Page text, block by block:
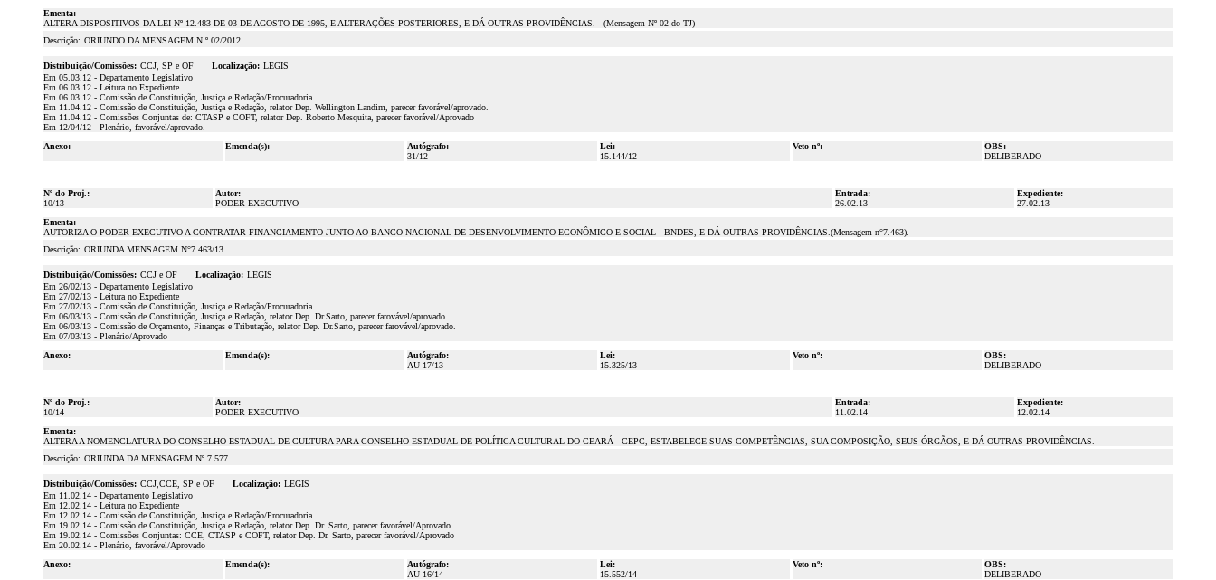
Ementa:
ALTERA DISPOSITIVOS DA LEI Nº 12.483 DE 03 DE AGOSTO DE 1995, E ALTERAÇÕES POSTERIORES, E DÁ OUTRAS PROVIDÊNCIAS. - (Mensagem Nº 02 do TJ)
Descrição: ORIUNDO DA MENSAGEM N.º 02/2012
Distribuição/Comissões: CCJ, SP e OF Localização: LEGIS
Em 05.03.12 - Departamento Legislativo
Em 06.03.12 - Leitura no Expediente
Em 06.03.12 - Comissão de Constituição, Justiça e Redação/Procuradoria
Em 11.04.12 - Comissão de Constituição, Justiça e Redação, relator Dep. Wellington Landim, parecer favorável/aprovado.
Em 11.04.12 - Comissões Conjuntas de: CTASP e COFT, relator Dep. Roberto Mesquita, parecer favorável/Aprovado
Em 12/04/12 - Plenário, favorável/aprovado.
Anexo:
-
Emenda(s):
-
Autógrafo:
31/12
Lei:
15.144/12
Veto nº:
-
OBS:
DELIBERADO
Nº do Proj.:
10/13
Autor:
PODER EXECUTIVO
Entrada:
26.02.13
Expediente:
27.02.13
Ementa:
AUTORIZA O PODER EXECUTIVO A CONTRATAR FINANCIAMENTO JUNTO AO BANCO NACIONAL DE DESENVOLVIMENTO ECONÔMICO E SOCIAL - BNDES, E DÁ OUTRAS PROVIDÊNCIAS.(Mensagem n°7.463).
Descrição: ORIUNDA MENSAGEM N°7.463/13
Distribuição/Comissões: CCJ e OF Localização: LEGIS
Em 26/02/13 - Departamento Legislativo
Em 27/02/13 - Leitura no Expediente
Em 27/02/13 - Comissão de Constituição, Justiça e Redação/Procuradoria
Em 06/03/13 - Comissão de Constituição, Justiça e Redação, relator Dep. Dr.Sarto, parecer farovável/aprovado.
Em 06/03/13 - Comissão de Orçamento, Finanças e Tributação, relator Dep. Dr.Sarto, parecer farovável/aprovado.
Em 07/03/13 - Plenário/Aprovado
Anexo:
-
Emenda(s):
-
Autógrafo:
AU 17/13
Lei:
15.325/13
Veto nº:
-
OBS:
DELIBERADO
Nº do Proj.:
10/14
Autor:
PODER EXECUTIVO
Entrada:
11.02.14
Expediente:
12.02.14
Ementa:
ALTERA A NOMENCLATURA DO CONSELHO ESTADUAL DE CULTURA PARA CONSELHO ESTADUAL DE POLÍTICA CULTURAL DO CEARÁ - CEPC, ESTABELECE SUAS COMPETÊNCIAS, SUA COMPOSIÇÃO, SEUS ÓRGÃOS, E DÁ OUTRAS PROVIDÊNCIAS.
Descrição: ORIUNDA DA MENSAGEM Nº 7.577.
Distribuição/Comissões: CCJ,CCE, SP e OF Localização: LEGIS
Em 11.02.14 - Departamento Legislativo
Em 12.02.14 - Leitura no Expediente
Em 12.02.14 - Comissão de Constituição, Justiça e Redação/Procuradoria
Em 19.02.14 - Comissão de Constituição, Justiça e Redação, relator Dep. Dr. Sarto, parecer favorável/Aprovado
Em 19.02.14 - Comissões Conjuntas: CCE, CTASP e COFT, relator Dep. Dr. Sarto, parecer favorável/Aprovado
Em 20.02.14 - Plenário, favorável/Aprovado
Anexo:
-
Emenda(s):
-
Autógrafo:
AU 16/14
Lei:
15.552/14
Veto nº:
-
OBS:
DELIBERADO